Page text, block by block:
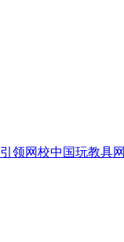
引领网校中国玩教具网